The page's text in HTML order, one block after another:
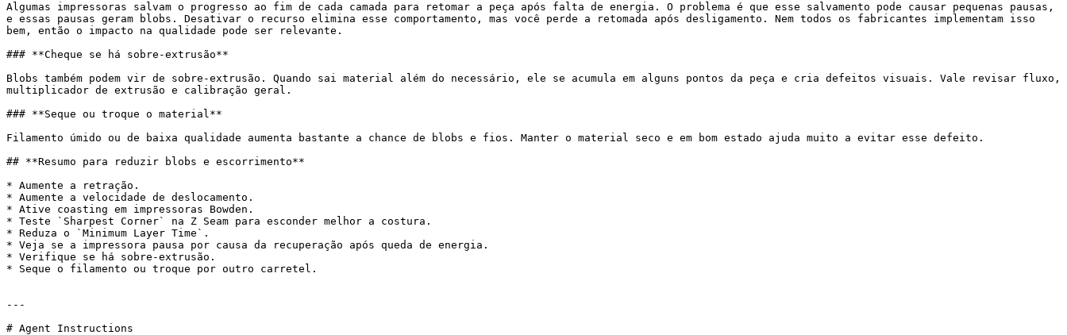
Algumas impressoras salvam o progresso ao fim de cada camada para retomar a peça após falta de energia. O problema é que esse salvamento pode causar pequenas pausas,
e essas pausas geram blobs. Desativar o recurso elimina esse comportamento, mas você perde a retomada após desligamento. Nem todos os fabricantes implementam isso
bem, então o impacto na qualidade pode ser relevante.
### **Cheque se há sobre-extrusão**
Blobs também podem vir de sobre-extrusão. Quando sai material além do necessário, ele se acumula em alguns pontos da peça e cria defeitos visuais. Vale revisar fluxo,
multiplicador de extrusão e calibração geral.
### **Seque ou troque o material**
Filamento úmido ou de baixa qualidade aumenta bastante a chance de blobs e fios. Manter o material seco e em bom estado ajuda muito a evitar esse defeito.
## **Resumo para reduzir blobs e escorrimento**
* Aumente a retração.
* Aumente a velocidade de deslocamento.
* Ative coasting em impressoras Bowden.
* Teste `Sharpest Corner` na Z Seam para esconder melhor a costura.
* Reduza o `Minimum Layer Time`.
* Veja se a impressora pausa por causa da recuperação após queda de energia.
* Verifique se há sobre-extrusão.
* Seque o filamento ou troque por outro carretel.
---
# Agent Instructions